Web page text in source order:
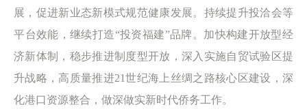
展，促进新业态新模式规范健康发展。持续提升投洽会等
平台效能，继续打造“投资福建”品牌。加快构建开放型经
济新体制，稳步推进制度型开放，深入实施自贸试验区提
升战略，高质量推进21世纪海上丝绸之路核心区建设，深
化港口资源整合，做深做实新时代侨务工作。